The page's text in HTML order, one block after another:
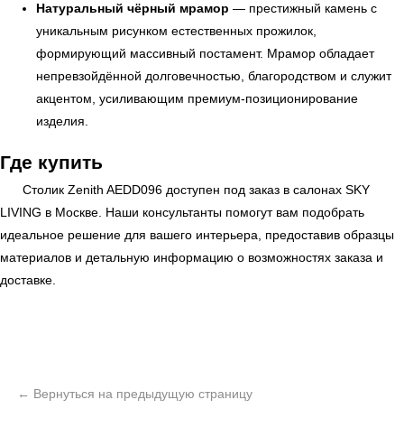
Натуральный чёрный мрамор — престижный камень с
уникальным рисунком естественных прожилок,
формирующий массивный постамент. Мрамор обладает
непревзойдённой долговечностью, благородством и служит
акцентом, усиливающим премиум-позиционирование
изделия.
Где купить
Столик Zenith AEDD096 доступен под заказ в салонах SKY
LIVING в Москве. Наши консультанты помогут вам подобрать
идеальное решение для вашего интерьера, предоставив образцы
материалов и детальную информацию о возможностях заказа и
доставке.
УЗНАТЬ ПОДРОБНЕЕ